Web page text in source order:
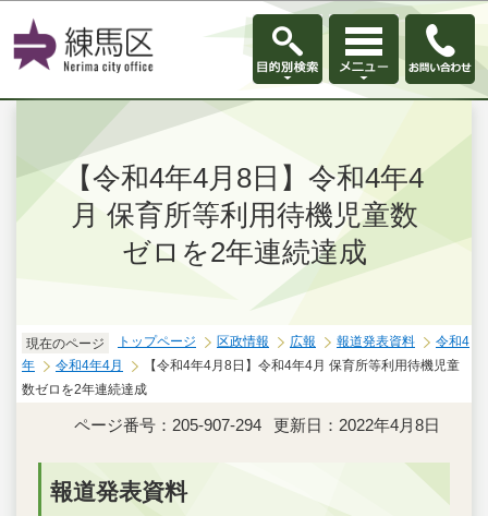
このページの本文へ移動
【令和4年4月8日】令和4年4
月 保育所等利用待機児童数
ゼロを2年連続達成
現在のページ トップページ 区政情報 広報 報道発表資料
令和4
年
令和4年4月
【令和4年4月8日】令和4年4月 保育所等利用待機児童
数ゼロを2年連続達成
ページ番号：205-907-294 更新日：2022年4月8日
報道発表資料